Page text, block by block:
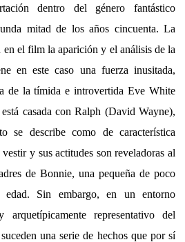
dentro del género fantástico
mitad de los años cincuenta. La
en el film la aparición y el análisis de la
en este caso una fuerza inusitada,
de la tímida e introvertida Eve White
casada con Ralph (David Wayne),
se describe como de característica
y sus actitudes son reveladoras al
de Bonnie, una pequeña de poco
Sin embargo, en un entorno
arquetípicamente representativo del
una serie de hechos que por sí